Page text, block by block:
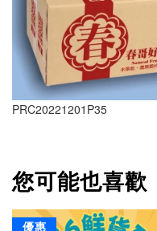
PRC20221201P35
您可能也喜歡
優惠